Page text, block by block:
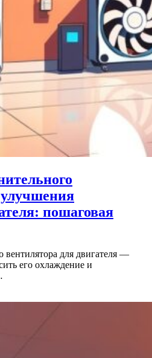
пошаговая
вентилятора для двигателя —
его охлаждение и